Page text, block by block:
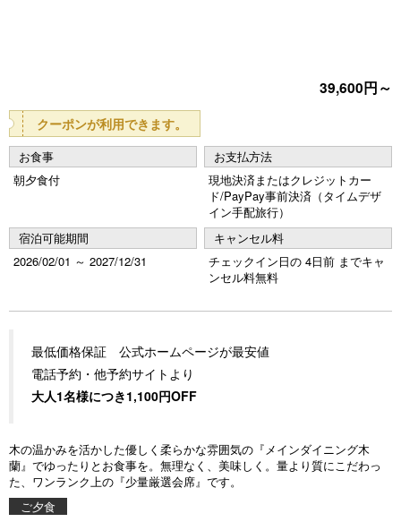
s
39,600円～
クーポンが利用できます。
お食事
朝夕食付
お支払方法
現地決済またはクレジットカー
ド/PayPay事前決済（タイムデザ
イン手配旅行）
宿泊可能期間
2026/02/01 ～ 2027/12/31
キャンセル料
チェックイン日の 4日前 までキャ
ンセル料無料
最低価格保証 公式ホームページが最安値
電話予約・他予約サイトより
大人1名様につき1,100円OFF
木の温かみを活かした優しく柔らかな雰囲気の『メインダイニング木
蘭』でゆったりとお食事を。 無理なく、美味しく。量より質にこだわっ
た、ワンランク上の『少量厳選会席』です。
ご夕食